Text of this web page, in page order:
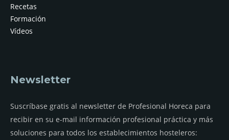
Recetas
Formación
Vídeos
Newsletter
Suscríbase gratis al newsletter de Profesional Horeca para
recibir en su e-mail información profesional práctica y más
soluciones para todos los establecimientos hosteleros: